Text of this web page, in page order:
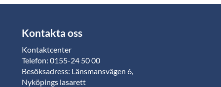
Kontakta oss
Kontaktcenter
Telefon: 0155-24 50 00
Besöksadress: Länsmansvägen 6,
Nyköpings lasarett